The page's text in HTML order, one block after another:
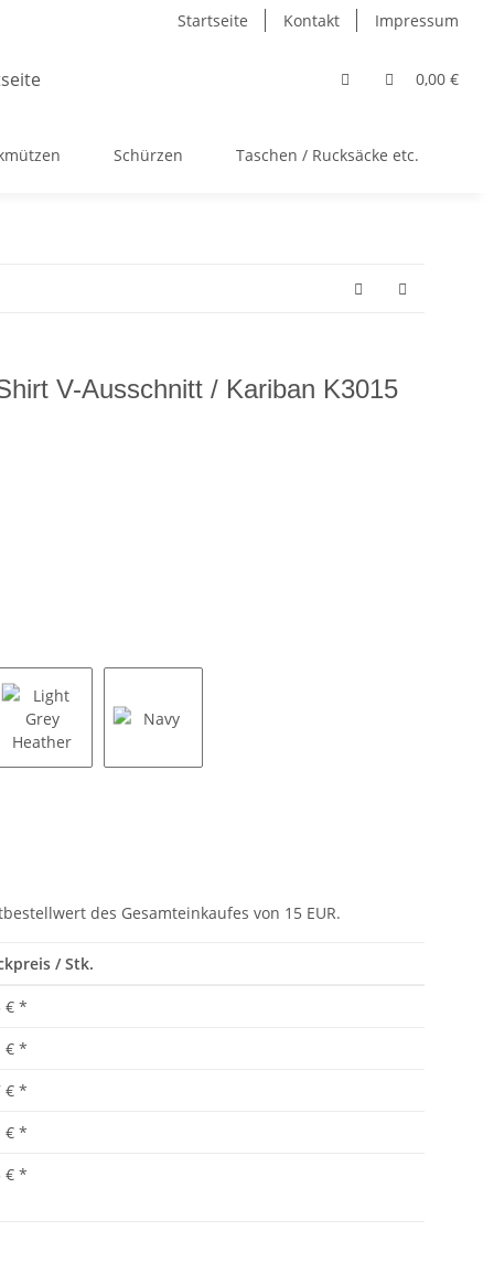
Startseite Kontakt Impressum
0,00 €
Schürzen Taschen / Rucksäcke etc.
V-Ausschnitt / Kariban K3015
des Gesamteinkaufes von 15 EUR.
/ Stk.
€ *
€ *
€ *
€ *
€ *